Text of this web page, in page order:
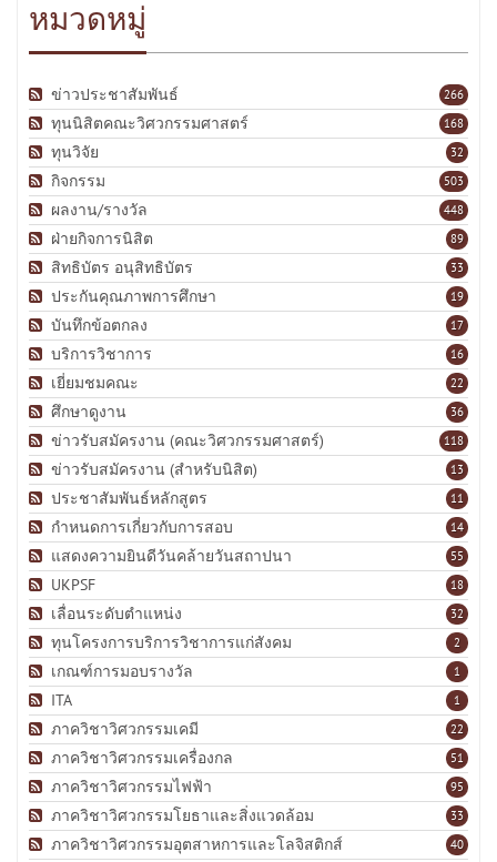
หมวดหมู่
266
ข่าวประชาสัมพันธ์
168
ทุนนิสิตคณะวิศวกรรมศาสตร์
32
ทุนวิจัย
503
กิจกรรม
448
ผลงาน/รางวัล
89
ฝ่ายกิจการนิสิต
33
สิทธิบัตร อนุสิทธิบัตร
19
ประกันคุณภาพการศึกษา
17
บันทึกข้อตกลง
16
บริการวิชาการ
22
เยี่ยมชมคณะ
36
ศึกษาดูงาน
118
ข่าวรับสมัครงาน (คณะวิศวกรรมศาสตร์)
13
ข่าวรับสมัครงาน (สำหรับนิสิต)
11
ประชาสัมพันธ์หลักสูตร
14
กำหนดการเกี่ยวกับการสอบ
55
แสดงความยินดีวันคล้ายวันสถาปนา
18
UKPSF
32
เลื่อนระดับตำแหน่ง
2
ทุนโครงการบริการวิชาการแก่สังคม
1
เกณฑ์การมอบรางวัล
1
ITA
22
ภาควิชาวิศวกรรมเคมี
51
ภาควิชาวิศวกรรมเครื่องกล
95
ภาควิชาวิศวกรรมไฟฟ้า
33
ภาควิชาวิศวกรรมโยธาและสิ่งแวดล้อม
40
ภาควิชาวิศวกรรมอุตสาหการและโลจิสติกส์